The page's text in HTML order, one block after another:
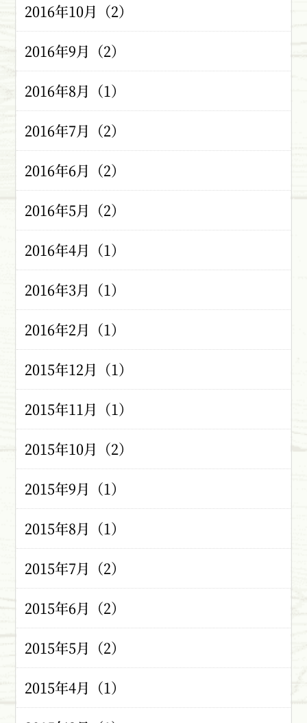
2016年10月（2）
2016年9月（2）
2016年8月（1）
2016年7月（2）
2016年6月（2）
2016年5月（2）
2016年4月（1）
2016年3月（1）
2016年2月（1）
2015年12月（1）
2015年11月（1）
2015年10月（2）
2015年9月（1）
2015年8月（1）
2015年7月（2）
2015年6月（2）
2015年5月（2）
2015年4月（1）